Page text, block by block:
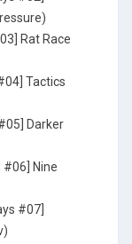
Rat Race
Tactics
Darker
#06] Nine
#07]